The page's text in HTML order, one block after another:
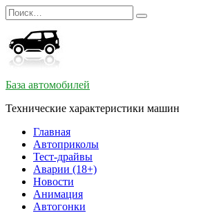
Перейти
к
содержанию
Search
for:
База автомобилей
Технические характеристики машин
Главная
Автоприколы
Тест-драйвы
Аварии (18+)
Новости
Анимация
Автогонки